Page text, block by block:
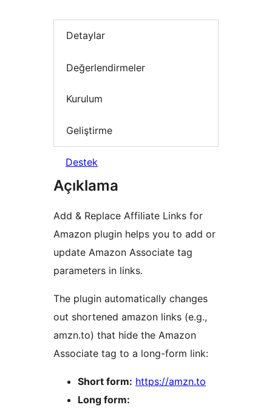
Detaylar
Değerlendirmeler
Kurulum
Geliştirme
Destek
Açıklama
Add & Replace Affiliate Links for
Amazon plugin helps you to add or
update Amazon Associate tag
parameters in links.
The plugin automatically changes
out shortened amazon links (e.g.,
amzn.to) that hide the Amazon
Associate tag to a long-form link:
Short form: https://amzn.to
Long form: